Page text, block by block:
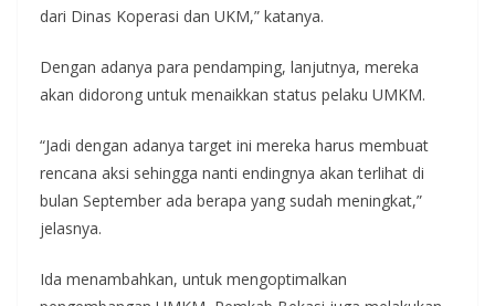
dari Dinas Koperasi dan UKM,” katanya.
Dengan adanya para pendamping, lanjutnya, mereka
akan didorong untuk menaikkan status pelaku UMKM.
“Jadi dengan adanya target ini mereka harus membuat
rencana aksi sehingga nanti endingnya akan terlihat di
bulan September ada berapa yang sudah meningkat,”
jelasnya.
Ida menambahkan, untuk mengoptimalkan